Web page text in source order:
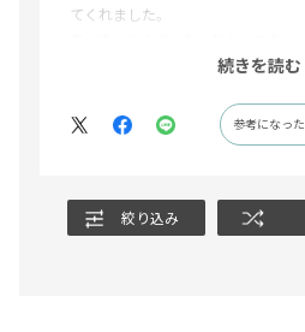
てくれました。
一生懸命選んだ甲斐がありました。
続きを読む
参考になった
絞り込み